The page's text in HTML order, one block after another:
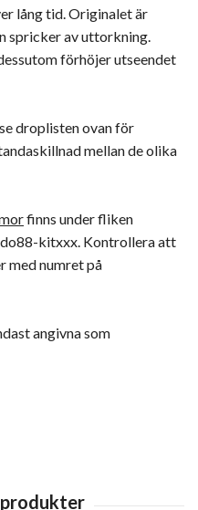
lång tid. Originalet är
spricker av uttorkning.
förhöjer utseendet
droplisten ovan för
mellan de olika
finns under fliken
kitxxx. Kontrollera att
med numret på
angivna som